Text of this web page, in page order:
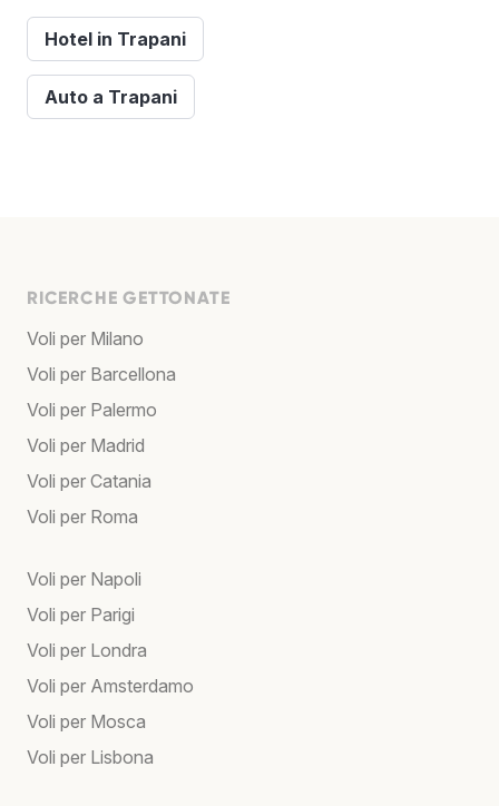
Hotel in Trapani
Auto a Trapani
RICERCHE GETTONATE
Voli per Milano
Voli per Barcellona
Voli per Palermo
Voli per Madrid
Voli per Catania
Voli per Roma
Voli per Napoli
Voli per Parigi
Voli per Londra
Voli per Amsterdamo
Voli per Mosca
Voli per Lisbona